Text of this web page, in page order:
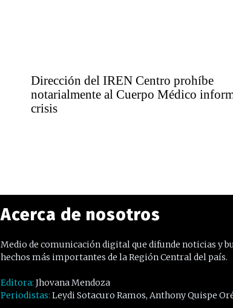
Dirección del IREN Centro prohíbe
notarialmente al Cuerpo Médico
crisis
Acerca de nosotros
Medio de comunicación digital que difunde noticias y
hechos más importantes de la Región Central del país.
Editora: Jhovana Mendoza
Periodistas: Leydi Sotacuro Ramos, Anthony Quispe